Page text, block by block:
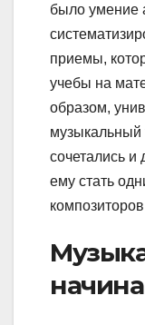
было умение
приемы,
учебы на
образом,
музыкальный
сочетались и
ему стать